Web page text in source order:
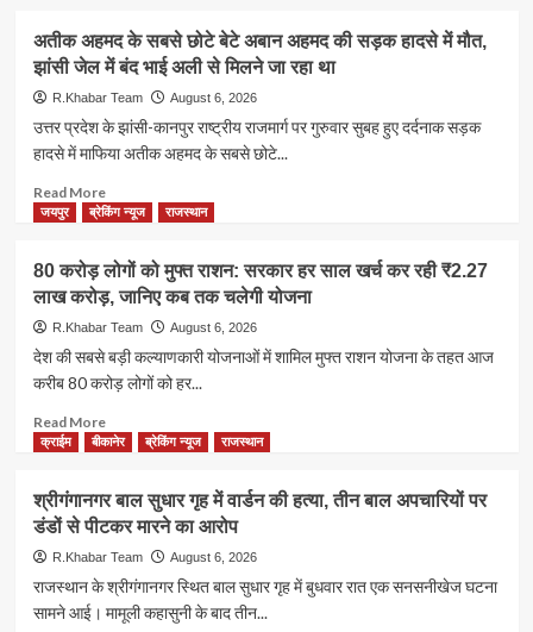
करने
की
मांग
पर
अड़े
हजारों
राजस्थान
में
अगले
तीन
दिन
भारी
बारिश
अलर्ट,
में
येलो
अलर्ट
10
अगस्त
सक्रिय
रहेगा
अतीक अहमद के सबसे छोटे बेटे अबान अहमद की सड़क हादसे में मौत,
झांसी जेल में बंद भाई अली से मिलने जा रहा था
R.Khabar Team August 6, 2026
उत्तर प्रदेश के झांसी-कानपुर राष्ट्रीय राजमार्ग पर गुरुवार सुबह हुए दर्दनाक सड़क
हादसे में माफिया अतीक अहमद के सबसे छोटे...
Read MoreRead
more
अतीक
अहमद
के
सबसे
छोटे
बेटे
अबान
की
में
मौत,
झांसी
में
बंद
जयपुर ब्रेकिंग न्यूज राजस्थान
80 करोड़ लोगों को मुफ्त राशन: सरकार हर साल खर्च कर रही ₹2.27
लाख करोड़, जानिए कब तक चलेगी योजना
R.Khabar Team August 6, 2026
देश की सबसे बड़ी कल्याणकारी योजनाओं में शामिल मुफ्त राशन योजना के तहत आज
करीब 80 करोड़ लोगों को हर...
Read MoreRead
more
करोड़
लोगों
को
मुफ्त
राशन:
सरकार
क्राईम बीकानेर ब्रेकिंग न्यूज राजस्थान
श्रीगंगानगर बाल सुधार गृह में वार्डन की हत्या, तीन बाल अपचारियों पर
डंडों से पीटकर मारने का आरोप
R.Khabar Team August 6, 2026
राजस्थान के श्रीगंगानगर स्थित बाल सुधार गृह में बुधवार रात एक सनसनीखेज घटना
सामने आई। मामूली कहासुनी के बाद तीन...